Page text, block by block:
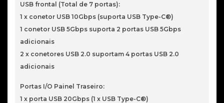
USB frontal (Total de 7 portas):
1 x conetor USB 10Gbps (suporta USB Type-C®)
1 conetor USB 5Gbps suporta 2 portas USB 5Gbps
adicionais
2 x conetores USB 2.0 suportam 4 portas USB 2.0
adicionais
Portas I/O Painel Traseiro:
1 x porta USB 20Gbps (1 x USB Type-C®)